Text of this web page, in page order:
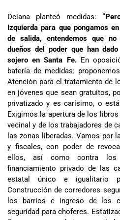
Deiana planteó medidas:
Izquierda para que pongamos
de salida, entendemos que
dueños del poder que han
sojero en Santa Fe.En
batería de medidas:
Atención para el tratamiento de
en jóvenes que sean gratuitos,
privatizado y es carísimo, o
Exigimos la apertura de los
vecinal y de los trabajadores de
las zonas liberadas. Vamos por
y fiscales, con poder de
ellos, así como contra
financiamiento privado de las
estatal único e igualitario
Construcción de corredores
los barrios e ingreso de los
seguridad para choferes.